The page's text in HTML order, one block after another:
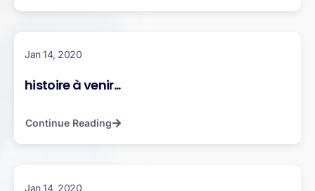
Jan 14, 2020
histoire à venir...
Continue Reading
Jan 14, 2020